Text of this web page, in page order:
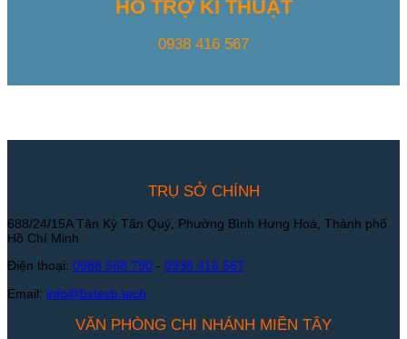
HỖ TRỢ KĨ THUẬT
0938 416 567
TRỤ SỞ CHÍNH
688/24/15A Tân Kỳ Tân Quý, Phường Bình Hưng Hoà, Thành phố
Hồ Chí Minh
Điện thoại: 0988 568 790 - 0938 416 567
Email: info@bvtech.tech
VĂN PHÒNG CHI NHÁNH MIỀN TÂY